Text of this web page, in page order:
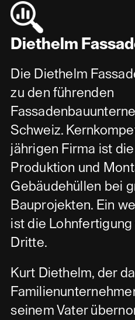
Diethelm
Die Diethelm
zu den führenden
Schweiz.
jährigen Firma ist
Produktion und
Gebäudehüllen bei
Bauprojekten. Ein
ist die
Dritte.
Kurt Diethelm, der
seinem Vater